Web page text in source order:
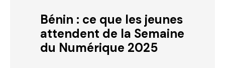
Bénin : ce que les jeunes
attendent de la Semaine
du Numérique 2025